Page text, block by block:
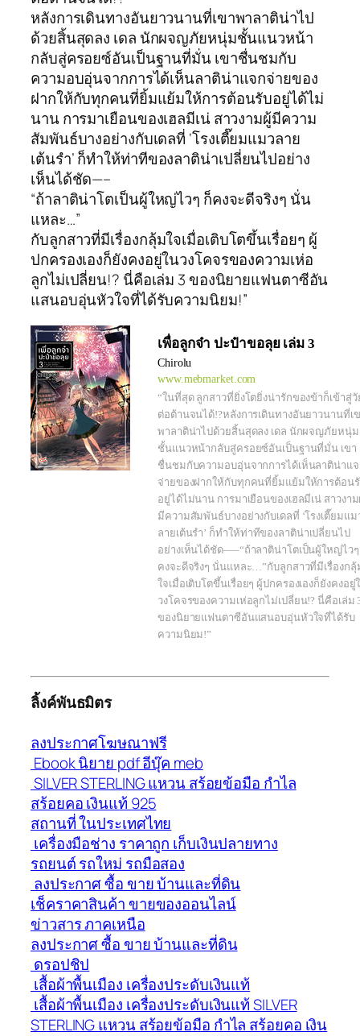
หลังการเดินทางอันยาวนานที่เขาพาลาติน่าไป
ด้วยสิ้นสุดลง เดล นักผจญภัยหนุ่มชั้นแนวหน้า
กลับสู่ครอยซ์อันเป็นฐานที่มั่น เขาชื่นชมกับ
ความอบอุ่นจากการได้เห็นลาติน่าแจกจ่ายของ
ฝากให้กับทุกคนที่ยิ้มแย้มให้การต้อนรับอยู่ได้ไม่
นาน การมาเยือนของเฮลมีเน่ สาวงามผู้มีความ
สัมพันธ์บางอย่างกับเดลที่ ‘โรงเตี๊ยมแมวลาย
เต้นรำ’ ก็ทำให้ท่าทีของลาติน่าเปลี่ยนไปอย่าง
เห็นได้ชัด—–
“ถ้าลาติน่าโตเป็นผู้ใหญ่ไวๆ ก็คงจะดีจริงๆ นั่น
แหละ…”
กับลูกสาวที่มีเรื่องกลุ้มใจเมื่อเติบโตขึ้นเรื่อยๆ ผู้
ปกครองเองก็ยังคงอยู่ในวงโคจรของความเห่อ
ลูกไม่เปลี่ยน!? นี่คือเล่ม 3 ของนิยายแฟนตาซีอัน
แสนอบอุ่นหัวใจที่ได้รับความนิยม!”
เพื่อลูกจ๋า ปะป๋าขอลุย เล่ม 3
Chirolu
www.mebmarket.com
“ในที่สุด ลูกสาวที่ยิ่งโตยิ่งน่ารักของข้าก็เข้าสู่วั
ต่อต้านจนได้!?หลังการเดินทางอันยาวนานที่เ
พาลาติน่าไปด้วยสิ้นสุดลง เดล นักผจญภัยหนุ่ม
ชั้นแนวหน้ากลับสู่ครอยซ์อันเป็นฐานที่มั่น เขา
ชื่นชมกับความอบอุ่นจากการได้เห็นลาติน่าแ
จ่ายของฝากให้กับทุกคนที่ยิ้มแย้มให้การต้อน
อยู่ได้ไม่นาน การมาเยือนของเฮลมีเน่ สาวงา
มีความสัมพันธ์บางอย่างกับเดลที่ ‘โรงเตี๊ยมแม
ลายเต้นรำ’ ก็ทำให้ท่าทีของลาติน่าเปลี่ยนไป
อย่างเห็นได้ชัด—–“ถ้าลาติน่าโตเป็นผู้ใหญ่ไว
คงจะดีจริงๆ นั่นแหละ…”กับลูกสาวที่มีเรื่องกลุ้
ใจเมื่อเติบโตขึ้นเรื่อยๆ ผู้ปกครองเองก็ยังคงอยู่
วงโคจรของความเห่อลูกไม่เปลี่ยน!? นี่คือเล่ม
ของนิยายแฟนตาซีอันแสนอบอุ่นหัวใจที่ได้รับ
ความนิยม!”
ลิ้งค์พันธมิตร
ลงประกาศโฆษณาฟรี
Ebook นิยาย pdf อีบุ๊ค meb
SILVER STERLING แหวน สร้อยข้อมือ กำไล
สร้อยคอ เงินแท้ 925
สถานที่ ในประเทศไทย
เครื่องมือช่าง ราคาถูก เก็บเงินปลายทาง
รถยนต์ รถใหม่ รถมือสอง
ลงประกาศ ซื้อ ขาย บ้านและที่ดิน
เช็คราคาสินค้า ขายของออนไลน์
ข่าวสาร ภาคเหนือ
ลงประกาศ ซื้อ ขาย บ้านและที่ดิน
ดรอปชิป
เสื้อผ้าพื้นเมือง เครื่องประดับเงินแท้
เสื้อผ้าพื้นเมือง เครื่องประดับเงินแท้ SILVER
STERLING แหวน สร้อยข้อมือ กำไล สร้อยคอ เงิน